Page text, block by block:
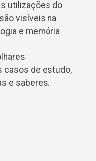
utilizações do
visíveis na
e memória
casos de estudo,
e saberes.